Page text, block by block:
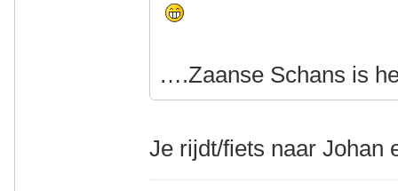
….Zaanse Schans is
Je rijdt/fiets naar